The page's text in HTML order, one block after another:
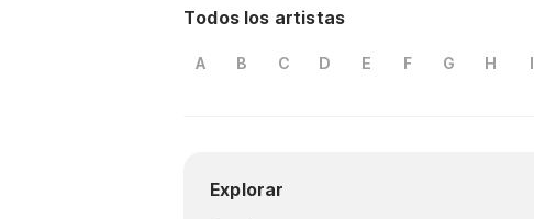
Todos los artistas
A B C D E F G H I
Explorar